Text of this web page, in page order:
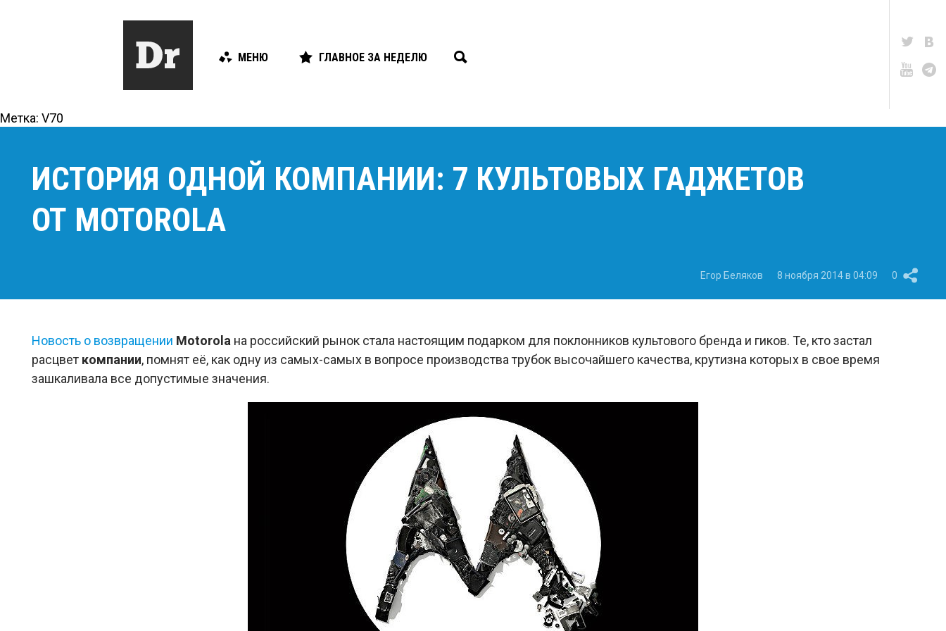
МЕНЮ ГЛАВНОЕ ЗА НЕДЕЛЮ
Метка: V70
ИСТОРИЯ ОДНОЙ КОМПАНИИ: 7 КУЛЬТОВЫХ ГАДЖЕТОВ
ОТ MOTOROLA
Егор Беляков 8 ноября 2014 в 04:09 0
Новость о возвращении Motorola на российский рынок стала настоящим подарком для поклонников культового бренда и гиков. Те, кто застал
расцвет компании, помнят её, как одну из самых-самых в вопросе производства трубок высочайшего качества, крутизна которых в свое время
зашкаливала все допустимые значения.